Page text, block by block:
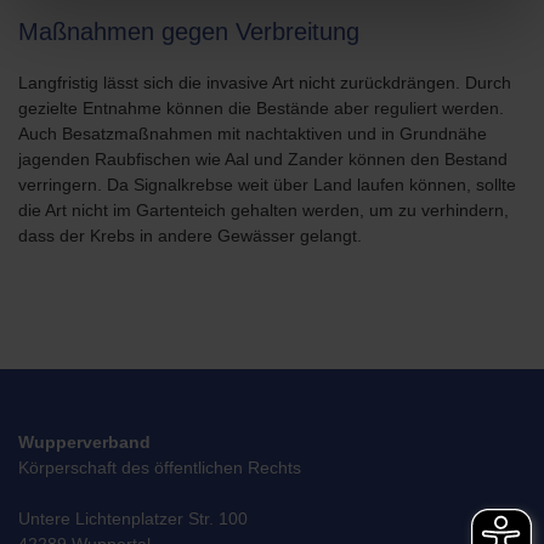
Maßnahmen gegen Verbreitung
Langfristig lässt sich die invasive Art nicht zurückdrängen. Durch
gezielte Entnahme können die Bestände aber reguliert werden.
Auch Besatzmaßnahmen mit nachtaktiven und in Grundnähe
jagenden Raubfischen wie Aal und Zander können den Bestand
verringern. Da Signalkrebse weit über Land laufen können, sollte
die Art nicht im Gartenteich gehalten werden, um zu verhindern,
dass der Krebs in andere Gewässer gelangt.
Wupperverband
Körperschaft des öffentlichen Rechts
Untere Lichtenplatzer Str. 100